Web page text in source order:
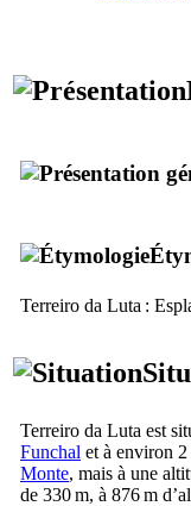
Terreiro da Luta :
Terreiro da Luta est
Funchal et à environ
Monte, mais à une
de 330 m, à 876 m